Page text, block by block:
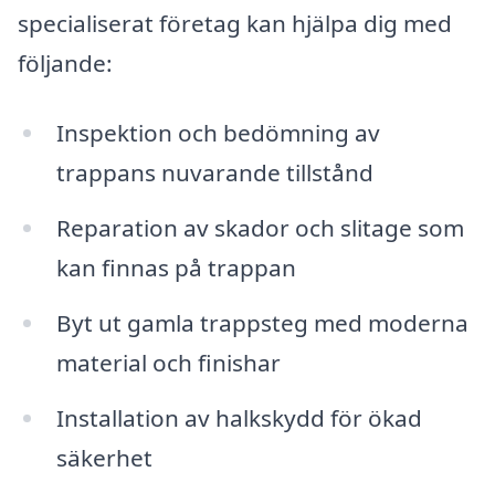
specialiserat företag kan hjälpa dig med
följande:
Inspektion och bedömning av
trappans nuvarande tillstånd
Reparation av skador och slitage som
kan finnas på trappan
Byt ut gamla trappsteg med moderna
material och finishar
Installation av halkskydd för ökad
säkerhet